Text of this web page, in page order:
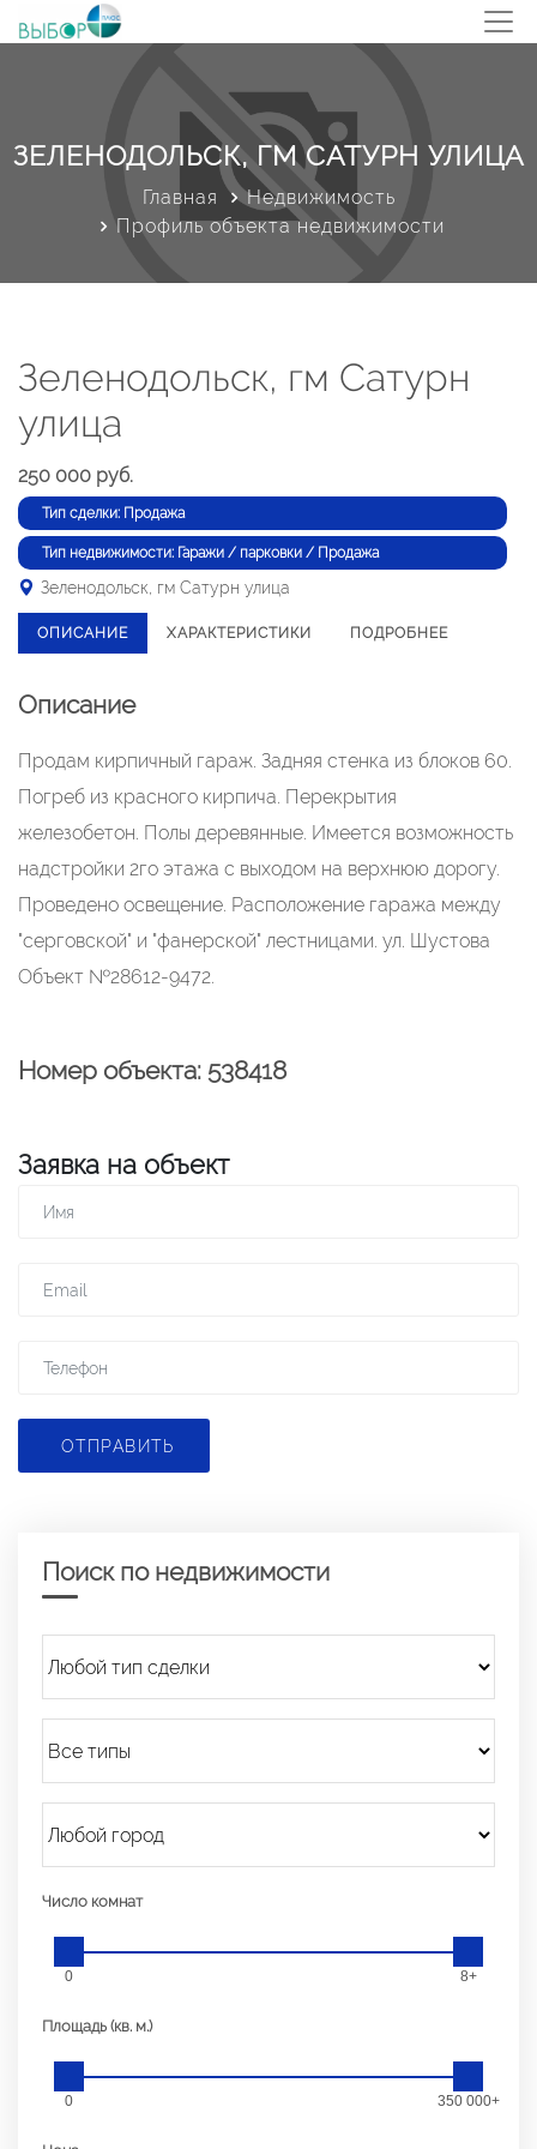
ЗЕЛЕНОДОЛЬСК, ГМ САТУРН УЛИЦА
Главная
Недвижимость
Профиль объекта недвижимости
Зеленодольск, гм Сатурн
улица
250 000 руб.
Тип сделки: Продажа
Тип недвижимости: Гаражи / парковки / Продажа
Зеленодольск, гм Сатурн улица
ОПИСАНИЕ ХАРАКТЕРИСТИКИ ПОДРОБНЕЕ
Описание
Продам кирпичный гараж. Задняя стенка из блоков 60.
Погреб из красного кирпича. Перекрытия
железобетон. Полы деревянные. Имеется возможность
надстройки 2го этажа с выходом на верхнюю дорогу.
Проведено освещение. Расположение гаража между
"серговской" и "фанерской" лестницами. ул. Шустова
Объект №28612-9472.
Номер объекта: 538418
Заявка на объект
ОТПРАВИТЬ
Поиск по недвижимости
Число комнат
0 8+
Площадь (кв. м.)
0 350 000+